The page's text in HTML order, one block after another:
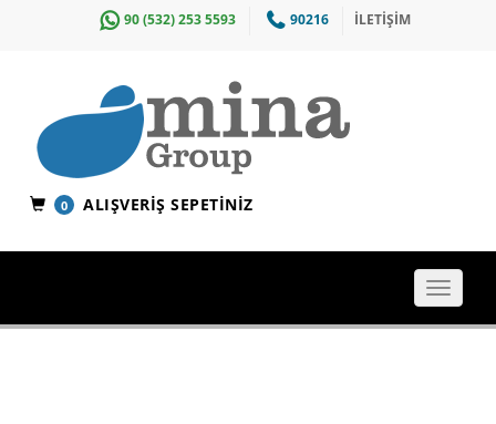
90 (532) 253 5593 90216 İLETİŞİM
0 ALIŞVERIŞ SEPETINIZ
Toggle